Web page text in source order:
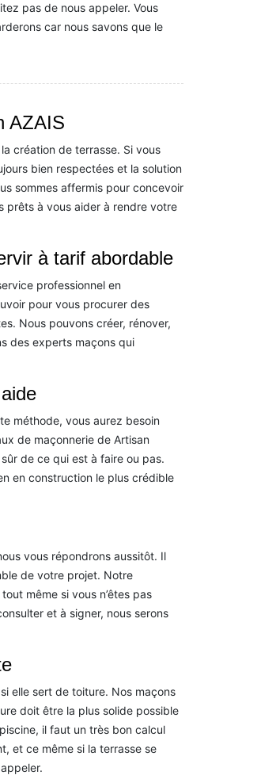
pas de nous appeler. Vous
car nous savons que le
AZAIS
création de terrasse. Si vous
bien respectées et la solution
sommes affermis pour concevoir
prêts à vous aider à rendre votre
à tarif abordable
professionnel en
pour vous procurer des
Nous pouvons créer, rénover,
des experts maçons qui
méthode, vous aurez besoin
de maçonnerie de Artisan
de ce qui est à faire ou pas.
en construction le plus crédible
vous répondrons aussitôt. Il
de votre projet. Notre
même si vous n’êtes pas
et à signer, nous serons
elle sert de toiture. Nos maçons
doit être la plus solide possible
il faut un très bon calcul
et ce même si la terrasse se